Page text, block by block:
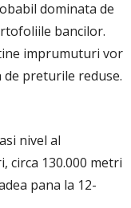
dominata de
bancilor.
imprumuturi vor
preturile reduse.
nivel al
circa 130.000 metri
pana la 12-